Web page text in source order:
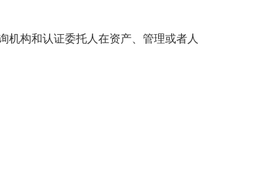
机构和认证委托人在资产、管理或者人